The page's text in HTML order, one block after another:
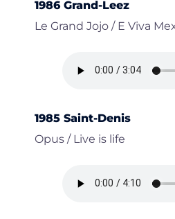
1986 Grand-Leez
Le Grand Jojo / E Viva
1985 Saint-Denis
Opus / Live is life